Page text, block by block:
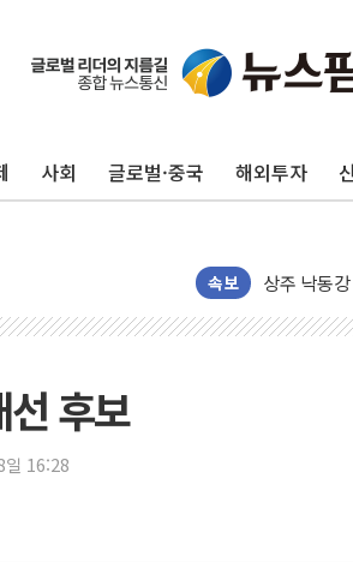
사회 글로벌·중국 해외투자
속보
평택 진위
상주 낙동
[종합] 김민
인천서 말
[속보] 민
[속보] 민
후보
일 16:28